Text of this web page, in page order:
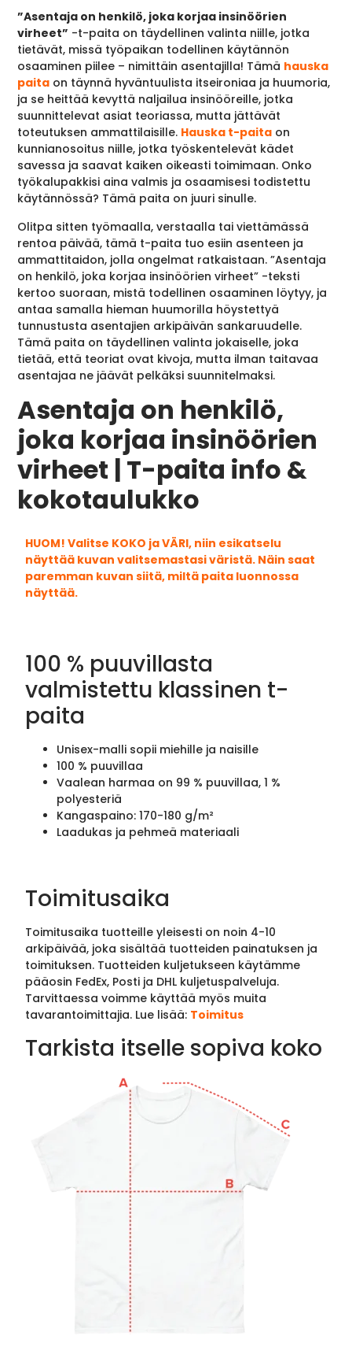
”Asentaja on henkilö, joka korjaa insinöörien
virheet” -t-paita on täydellinen valinta niille, jotka
tietävät, missä työpaikan todellinen käytännön
osaaminen piilee – nimittäin asentajilla! Tämä hauska
paita on täynnä hyväntuulista itseironiaa ja huumoria,
ja se heittää kevyttä naljailua insinööreille, jotka
suunnittelevat asiat teoriassa, mutta jättävät
toteutuksen ammattilaisille. Hauska t-paita on
kunnianosoitus niille, jotka työskentelevät kädet
savessa ja saavat kaiken oikeasti toimimaan. Onko
työkalupakkisi aina valmis ja osaamisesi todistettu
käytännössä? Tämä paita on juuri sinulle.
Olitpa sitten työmaalla, verstaalla tai viettämässä
rentoa päivää, tämä t-paita tuo esiin asenteen ja
ammattitaidon, jolla ongelmat ratkaistaan. ”Asentaja
on henkilö, joka korjaa insinöörien virheet” -teksti
kertoo suoraan, mistä todellinen osaaminen löytyy, ja
antaa samalla hieman huumorilla höystettyä
tunnustusta asentajien arkipäivän sankaruudelle.
Tämä paita on täydellinen valinta jokaiselle, joka
tietää, että teoriat ovat kivoja, mutta ilman taitavaa
asentajaa ne jäävät pelkäksi suunnitelmaksi.
Asentaja on henkilö,
joka korjaa insinöörien
virheet | T-paita info &
kokotaulukko
HUOM! Valitse KOKO ja VÄRI, niin esikatselu
näyttää kuvan valitsemastasi väristä. Näin saat
paremman kuvan siitä, miltä paita luonnossa
näyttää.
100 % puuvillasta
valmistettu klassinen t-
paita
Unisex-malli sopii miehille ja naisille
100 % puuvillaa
Vaalean harmaa on 99 % puuvillaa, 1 %
polyesteriä
Kangaspaino: 170-180 g/m²
Laadukas ja pehmeä materiaali
Toimitusaika
Toimitusaika tuotteille yleisesti on noin 4-10
arkipäivää, joka sisältää tuotteiden painatuksen ja
toimituksen. Tuotteiden kuljetukseen käytämme
pääosin FedEx, Posti ja DHL kuljetuspalveluja.
Tarvittaessa voimme käyttää myös muita
tavarantoimittajia. Lue lisää: Toimitus
Tarkista itselle sopiva koko